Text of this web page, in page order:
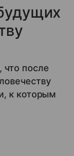
что после
к которым